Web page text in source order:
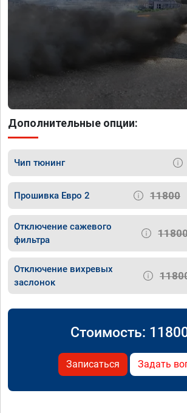
Дополнительные опции:
Чип тюнинг
Прошивка Евро 2 11800
Отключение сажевого
фильтра
Отключение вихревых
заслонок
Стоимость:
Записаться Задать